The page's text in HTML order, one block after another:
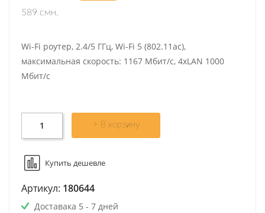
589 смн.
Wi-Fi роутер, 2.4/5 ГГц, Wi-Fi 5 (802.11ac),
максимальная скорость: 1167 Мбит/с, 4xLAN 1000
Мбит/с
+ В корзину
Купить дешевле
Артикул: 180644
Доставака 5 - 7 дней